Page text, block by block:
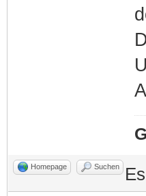
Homepage Suchen